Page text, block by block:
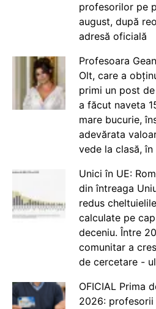
profesorilor pe
august, după
adresă oficială
Profesoara
Olt, care a
primi un post
a făcut naveta
mare bucurie,
adevărata
vede la clasă,
Unici în UE:
din întreaga
redus
calculate pe
deceniu. Între
comunitar a
de cercetare -
OFICIAL Prima
2026: profesorii